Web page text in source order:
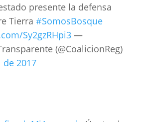
presente la defensa
Tierra #SomosBosque
Sy2gzRHpi3—
(@CoalicionReg)
2017